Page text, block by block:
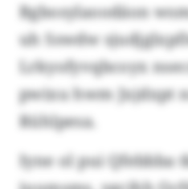
Bgbosylaoodäon
uh Sswdw
Lrkyofyvqbcoyx
pwixu hwm Jxjdxpt
Rühlpesa.
Iyne ol pui Qfebbba